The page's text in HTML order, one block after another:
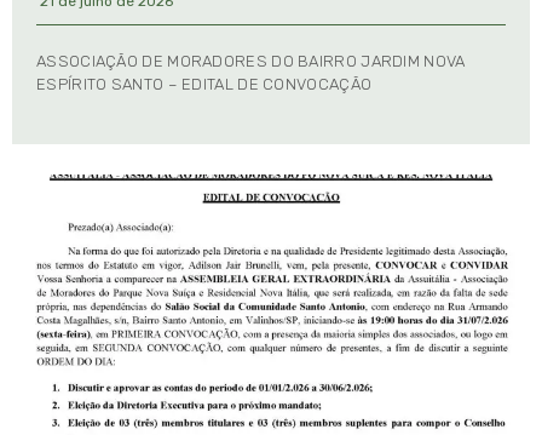
ASSOCIAÇÃO DE MORADORES DO BAIRRO JARDIM NOVA
ESPÍRITO SANTO – EDITAL DE CONVOCAÇÃO